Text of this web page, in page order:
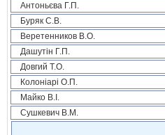
Антоньєва Г.П.
Буряк С.В.
Веретенников В.О.
Дашутін Г.П.
Довгий Т.О.
Колоніарі О.П.
Майко В.І.
Сушкевич В.М.